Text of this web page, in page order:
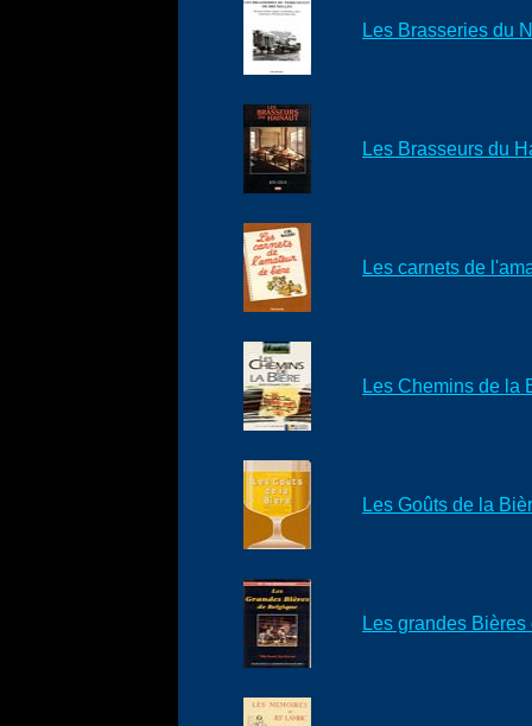
Les Brasseries du
Les Brasseurs du
Les carnets de
Les Chemins de la
Les Goûts de la
Les grandes